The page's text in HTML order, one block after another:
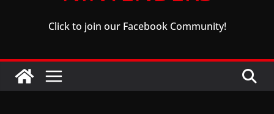
Click to join our Facebook Community!